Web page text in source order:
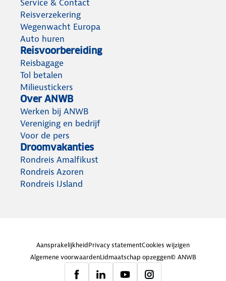
Service & Contact
Reisverzekering
Wegenwacht Europa
Auto huren
Reisvoorbereiding
Reisbagage
Tol betalen
Milieustickers
Over ANWB
Werken bij ANWB
Vereniging en bedrijf
Voor de pers
Droomvakanties
Rondreis Amalfikust
Rondreis Azoren
Rondreis IJsland
AansprakelijkheidPrivacy statementCookies wijzigen
Algemene voorwaardenLidmaatschap opzeggen© ANWB